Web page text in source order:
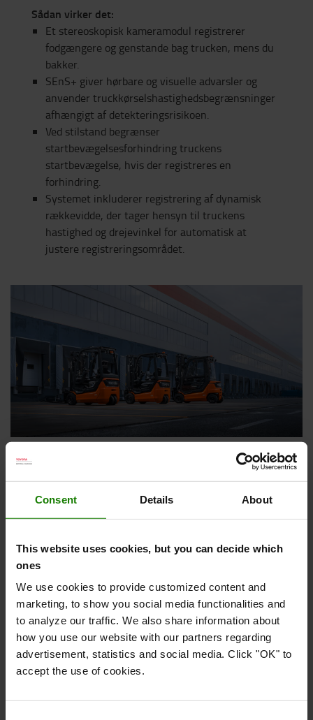
Consent Details About
This website uses cookies, but you can decide which
ones
We use cookies to provide customized content and
marketing, to show you social media functionalities and
to analyze our traffic. We also share information about
how you use our website with our partners regarding
advertisement, statistics and social media. Click "OK" to
accept the use of cookies.
Sådan virker det:
Et stereoskopisk kameramodul registrerer
fodgængere og genstande bag trucken, mens du
bakker.
SEnS+ giver hørbare og visuelle advarsler og
anvender truckkørselshastighedsbegrænsninger
afhængigt af detekteringsrisikoen.
Ved stilstand begrænser
startbevægelsesforhindring truckens
startbevægelse, hvis der registreres en
forhindring.
Systemet inkluderer registrering af dynamisk
rækkevidde, der tager hensyn til truckens
hastighed og drejevinkel for automatisk at
justere registreringsområdet.
Hold ydeevnen oppe med vores
energiløsninger
Vores komplette sortiment af elektriske gaffeltruck
leveres med et udvalg af energiløsninger, der passer
litium-ion-batterier.
Litium-ion-batteriteknologier blevet en populær
energikilde, da den leverer maksimal effekt hele
tiden, er 30 % mere energieffektiv og giver mulighed
samlet tusindvis af litium-ion-batterier in-house.